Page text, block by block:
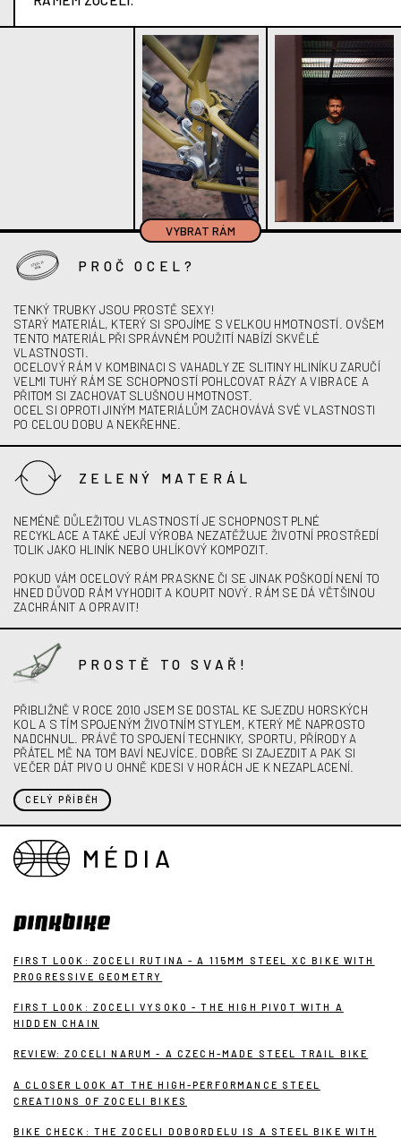
VYBRAT RÁM
PROČ OCEL?
TENKÝ TRUBKY JSOU PROSTĚ SEXY!
STARÝ MATERIÁL, KTERÝ SI SPOJÍME S VELKOU HMOTNOSTÍ. OVŠEM
TENTO MATERIÁL PŘI SPRÁVNÉM POUŽITÍ NABÍZÍ SKVĚLÉ
VLASTNOSTI.
OCELOVÝ RÁM V KOMBINACI S VAHADLY ZE SLITINY HLINÍKU ZARUČÍ
VELMI TUHÝ RÁM SE SCHOPNOSTÍ POHLCOVAT RÁZY A VIBRACE A
PŘITOM SI ZACHOVAT SLUŠNOU HMOTNOST.
OCEL SI OPROTI JINÝM MATERIÁLŮM ZACHOVÁVÁ SVÉ VLASTNOSTI
PO CELOU DOBU A NEKŘEHNE.
ZELENÝ MATERÁL
NEMÉNĚ DŮLEŽITOU VLASTNOSTÍ JE SCHOPNOST PLNÉ
RECYKLACE A TAKÉ JEJÍ VÝROBA NEZATĚŽUJE ŽIVOTNÍ PROSTŘEDÍ
TOLIK JAKO HLINÍK NEBO UHLÍKOVÝ KOMPOZIT.
POKUD VÁM OCELOVÝ RÁM PRASKNE ČI SE JINAK POŠKODÍ NENÍ TO
HNED DŮVOD RÁM VYHODIT A KOUPIT NOVÝ. RÁM SE DÁ VĚTŠINOU
ZACHRÁNIT A OPRAVIT!
PROSTĚ TO SVAŘ!
PŘIBLIŽNĚ V ROCE 2010 JSEM SE DOSTAL KE SJEZDU HORSKÝCH
KOL A S TÍM SPOJENÝM ŽIVOTNÍM STYLEM, KTERÝ MĚ NAPROSTO
NADCHNUL. PRÁVĚ TO SPOJENÍ TECHNIKY, SPORTU, PŘÍRODY A
PŘÁTEL MĚ NA TOM BAVÍ NEJVÍCE. DOBŘE SI ZAJEZDIT A PAK SI
VEČER DÁT PIVO U OHNĚ KDESI V HORÁCH JE K NEZAPLACENÍ.
CELÝ PŘÍBĚH
MÉDIA
FIRST LOOK: ZOCELI RUTINA - A 115MM STEEL XC BIKE WITH
PROGRESSIVE GEOMETRY
FIRST LOOK: ZOCELI VYSOKO - THE HIGH PIVOT WITH A
HIDDEN CHAIN
REVIEW: ZOCELI NARUM - A CZECH-MADE STEEL TRAIL BIKE
A CLOSER LOOK AT THE HIGH-PERFORMANCE STEEL
CREATIONS OF ZOCELI BIKES
BIKE CHECK: THE ZOCELI DOBORDELU IS A STEEL BIKE WITH